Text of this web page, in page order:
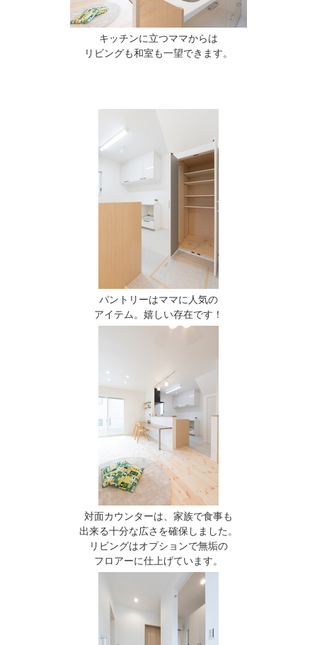
キッチンに立つママからは
リビングも和室も一望できます。
パントリーはママに人気の
アイテム。嬉しい存在です！
対面カウンターは、家族で食事も
出来る十分な広さを確保しました。
リビングはオプションで無垢の
フロアーに仕上げています。